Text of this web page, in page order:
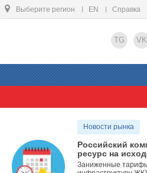
Выберите регион EN Справка
TG VK
Новости рынка
Российский
ресурс на
Заниженные